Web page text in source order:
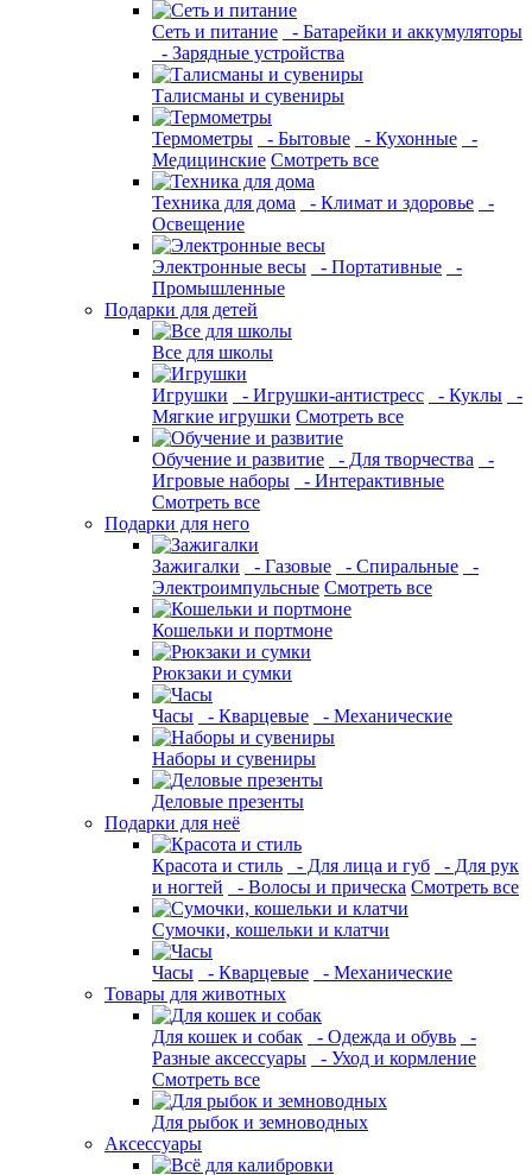
Сеть и питание
- Батарейки и аккумуляторы
- Зарядные устройства
Талисманы и сувениры
Термометры - Бытовые - Кухонные
-
Медицинские Смотреть все
Техника для дома - Климат и здоровье
-
Освещение
Электронные весы - Портативные
-
Промышленные
Подарки для детей
Все для школы
Игрушки - Игрушки-антистресс - Куклы
-
Мягкие игрушки Смотреть все
Обучение и развитие - Для творчества
-
Игровые наборы
- Интерактивные
Смотреть все
Подарки для него
Зажигалки - Газовые - Спиральные
-
Электроимпульсные Смотреть все
Кошельки и портмоне
Рюкзаки и сумки
Часы - Кварцевые - Механические
Наборы и сувениры
Деловые презенты
Подарки для неё
Красота и стиль - Для лица и губ
- Для рук
и ногтей
- Волосы и прическа Смотреть все
Сумочки, кошельки и клатчи
Часы - Кварцевые
- Механические
Товары для животных
Для кошек и собак - Одежда и обувь
-
Разные аксессуары
- Уход и кормление
Смотреть все
Для рыбок и земноводных
Аксессуары